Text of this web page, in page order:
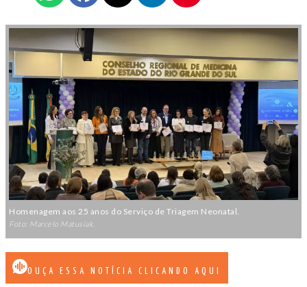
Homenagem aos 25 anos do Serviço de Triagem Neonatal.
Foto: Marcelo Matusiak.
OUÇA ESSA NOTÍCIA CLICANDO AQUI